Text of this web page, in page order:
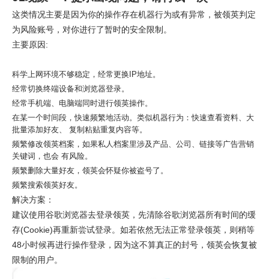
这类情况主要是因为你的操作存在机器行为或有异常，被领英判定
为风险账号，对你进行了暂时的安全限制。
主要原因:
科学上网环境不够稳定，经常更换IP地址。
经常切换终端设备和浏览器登录。
经常手机端、电脑端同时进行领英操作。
在某一个时间段，快速频繁地活动。类似机器行为：快速查看资料、大
批量添加好友、 复制粘贴重复内容等。
频繁修改领英档案，如果私人档案里涉及产品、公司、链接等广告营销
关键词，也会 有风险。
频繁删除大量好友，领英会怀疑你被盗号了。
频繁搜索领英好友。
解决方案：
建议使用谷歌浏览器去登录领英，先清除谷歌浏览器所有时间的缓
存(Cookie)再重新尝试登录。如若依然无法正常登录领英，则稍等
48小时候再进行操作登录，因为这不算真正的封号，领英会恢复被
限制的用户。